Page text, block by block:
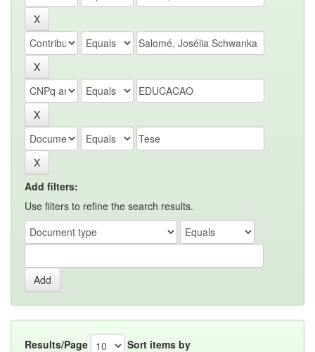
Add filters:
Use filters to refine the search results.
Results/Page Sort items by